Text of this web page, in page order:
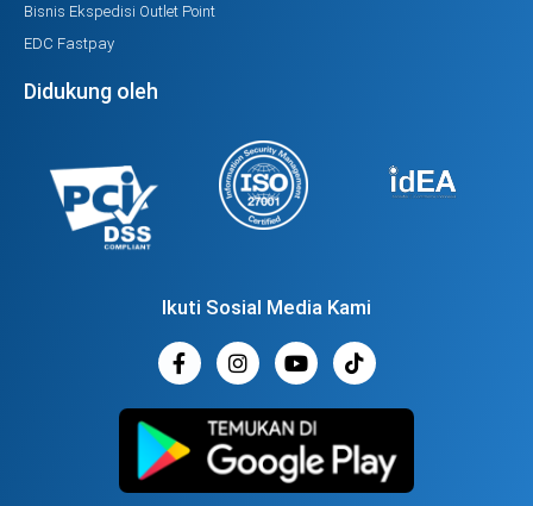
Bisnis Ekspedisi Outlet Point
EDC Fastpay
Didukung oleh
Ikuti Sosial Media Kami